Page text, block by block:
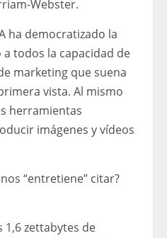
Webster.
ha democratizado la
todos la capacidad de
marketing que suena
vista. Al mismo
herramientas
imágenes y vídeos
“entretiene” citar?
1,6 zettabytes de